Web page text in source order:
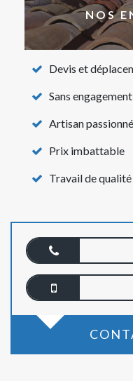
NOS
Devis et
Sans engagement
Artisan passionné
Prix imbattable
Travail de qualité